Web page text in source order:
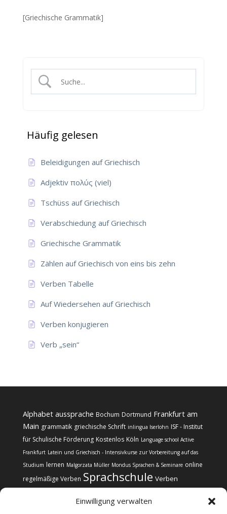
Einwilligung verwalten
[Griechische Grammatik]
Häufig gelesen
Beleidigungen auf Griechisch
Adjektiv πολύς (viel)
Tschüss auf Griechisch
Verabschiedung auf Griechisch
Griechische Grammatik
Zählen auf Griechisch von eins bis zehn
Verben Tabelle
Auf Wiedersehen auf Griechisch
Verben konjugieren
Verb „sein“
Alphabet aussprache Bochum Dortmund Frankfurt am
Main grammatik griechische Schrift inlingua Iserlohn ISF - Institut
für Schulische Förderung Kostenlos Köln Language school Active
Frankfurt Latein und Griechisch - Intensivkurse zur Vorbereitung auf das
Studium lernen Malgorzata Müller Mondus Sprachen & Seminare online
regelmäßige Verben Sprachschule Verben